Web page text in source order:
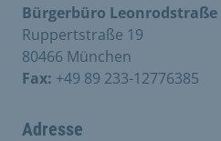
Bürgerbüro Leonrodstraße
Ruppertstraße 19
80466 München
Fax: +49 89 233-12776385
Adresse